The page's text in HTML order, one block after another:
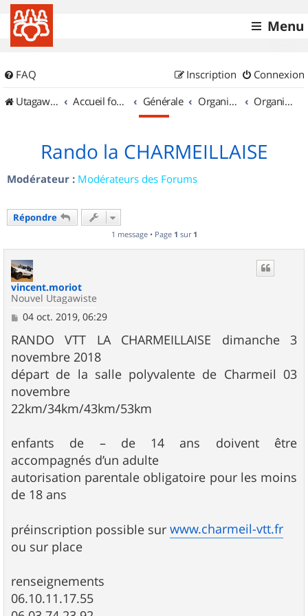
Menu
FAQ Connexion
Inscription
UtagawaVTT (Randos VTT et VTTAE avec traces GPS)
Accueil forum Générale Organisation de sorties & Recherche de partenaires Organisation de sorties en région Auvergne
Rando la CHARMEILLAISE
Modérateur : Modérateurs des Forums
Répondre
1 message • Page 1 sur 1
vincent.moriot
Nouvel Utagawiste
M
s
s
a
g
e
04 oct. 2019, 06:29
RANDO VTT LA CHARMEILLAISE dimanche 3
novembre 2018
départ de la salle polyvalente de Charmeil 03
novembre
22km/34km/43km/53km
enfants de – de 14 ans doivent être
accompagnés d’un adulte
autorisation parentale obligatoire pour les moins
de 18 ans
préinscription possible sur www.charmeil-vtt.fr
ou sur place
renseignements
06.10.11.17.55